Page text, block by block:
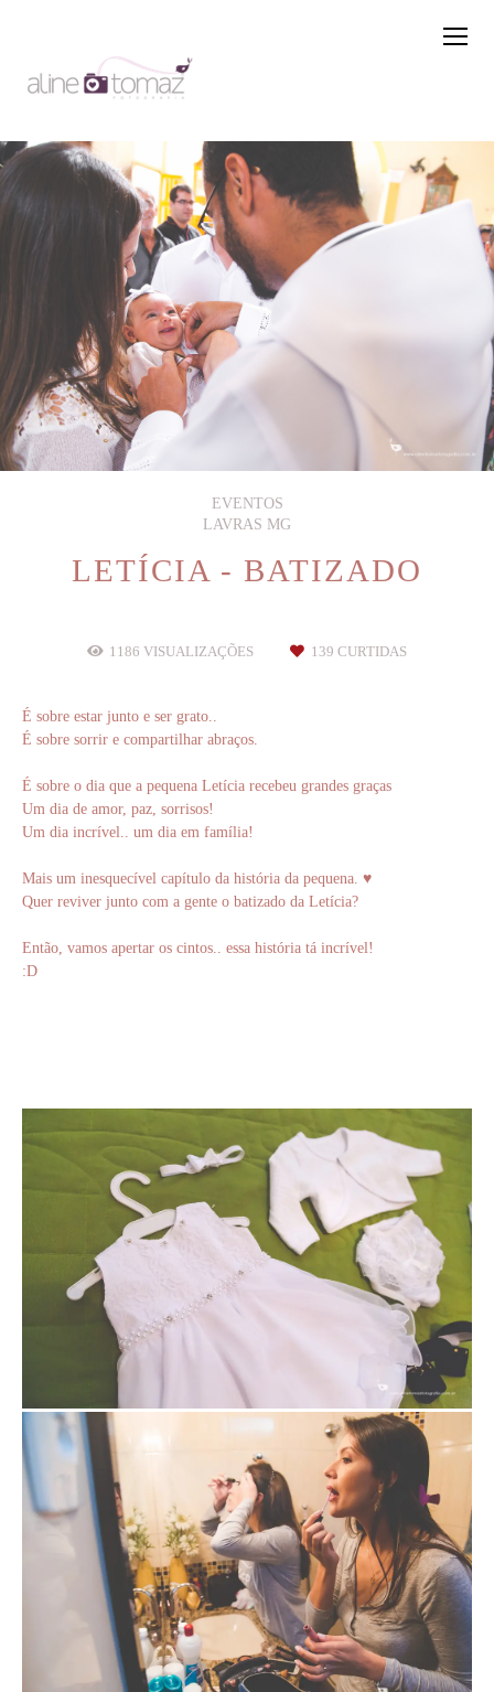
EVENTOS
LAVRAS MG
LETÍCIA - BATIZADO
1186 VISUALIZAÇÕES 139 CURTIDAS
É sobre estar junto e ser grato..
É sobre sorrir e compartilhar abraços.
É sobre o dia que a pequena Letícia recebeu grandes graças
Um dia de amor, paz, sorrisos!
Um dia incrível.. um dia em família!
Mais um inesquecível capítulo da história da pequena. ♥
Quer reviver junto com a gente o batizado da Letícia?
Então, vamos apertar os cintos.. essa história tá incrível!
:D